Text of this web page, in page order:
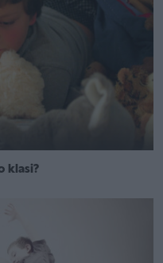
klasi?